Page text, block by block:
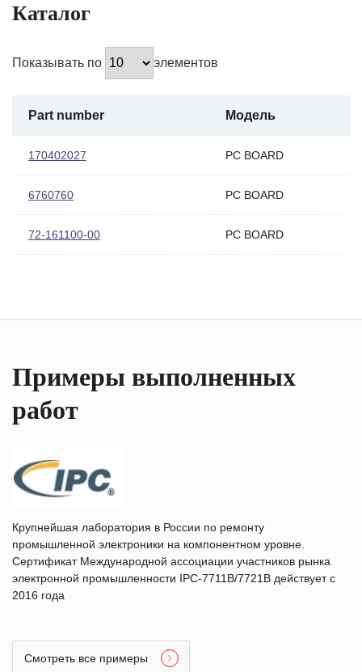
Каталог
Показывать по элементов
Part number Модель
170402027 PC BOARD
6760760 PC BOARD
72-161100-00 PC BOARD
Примеры выполненных
работ
Крупнейшая лаборатория в России по ремонту
промышленной электроники на компонентном уровне.
Сертификат Международной ассоциации участников рынка
электронной промышленности IPC-7711B/7721B действует с
2016 года
Смотреть все примеры